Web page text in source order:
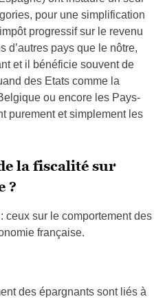
pour une simplification
progressif sur le revenu
d’autres pays que le nôtre,
et il bénéficie souvent de
des Etats comme la
ou encore les Pays-
purement et simplement les
la fiscalité sur
?
: ceux sur le comportement des
française.
des épargnants sont liés à